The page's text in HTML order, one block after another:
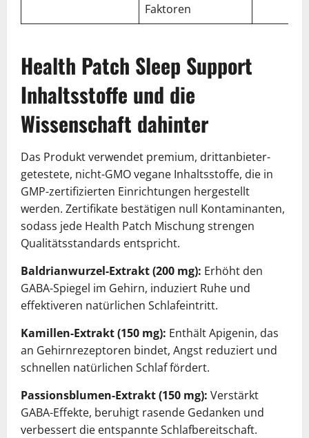
Faktoren
Health Patch Sleep Support
Inhaltsstoffe und die
Wissenschaft dahinter
Das Produkt verwendet premium, drittanbieter-
getestete, nicht-GMO vegane Inhaltsstoffe, die in
GMP-zertifizierten Einrichtungen hergestellt
werden. Zertifikate bestätigen null Kontaminanten,
sodass jede Health Patch Mischung strengen
Qualitätsstandards entspricht.
Baldrianwurzel-Extrakt (200 mg): Erhöht den
GABA-Spiegel im Gehirn, induziert Ruhe und
effektiveren natürlichen Schlafeintritt.
Kamillen-Extrakt (150 mg): Enthält Apigenin, das
an Gehirnrezeptoren bindet, Angst reduziert und
schnellen natürlichen Schlaf fördert.
Passionsblumen-Extrakt (150 mg): Verstärkt
GABA-Effekte, beruhigt rasende Gedanken und
verbessert die entspannte Schlafbereitschaft.